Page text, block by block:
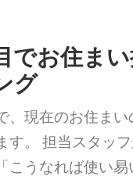
でお住まい
グ
、現在のお住まい
す。
担当スタッ
こうなれば使い易